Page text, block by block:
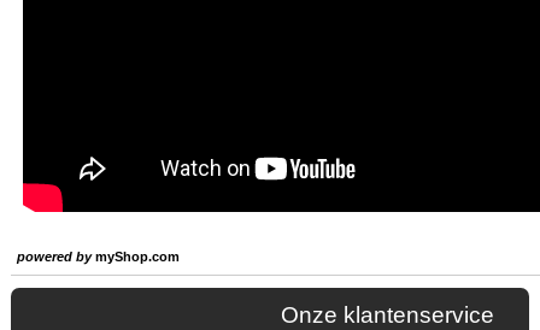
powered bymyShop.com
Onze klantenservice